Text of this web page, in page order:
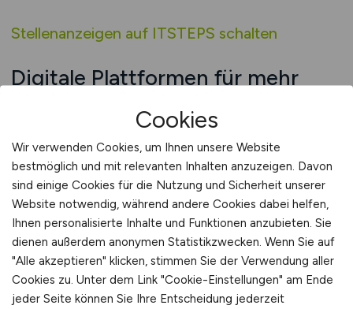
Stellenanzeigen auf ITSTEPS schalten
Digitale Plattformen für mehr
Bewerbungen nutzen
Recruiting eine zentrale Rolle, da sie
Unternehmen ermöglichen, ihre
Stellenanzeigen gezielt dort zu platzieren, wo
sich die gewünschte Zielgruppe aufhält. IT-
Fachkräfte informieren sich bevorzugt online,
vergleichen Angebote und achten sehr genau
darauf, ob eine Plattform relevante Inhalte
bietet. Allgemeine Jobbörsen bieten zwar
Cookies
Wir verwenden Cookies, um Ihnen unsere Website
bestmöglich und mit relevanten Inhalten anzuzeigen. Davon
sind einige Cookies für die Nutzung und Sicherheit unserer
Website notwendig, während andere Cookies dabei helfen,
Ihnen personalisierte Inhalte und Funktionen anzubieten. Sie
dienen außerdem anonymen Statistikzwecken. Wenn Sie auf
"Alle akzeptieren" klicken, stimmen Sie der Verwendung aller
Cookies zu. Unter dem Link "Cookie-Einstellungen" am Ende
jeder Seite können Sie Ihre Entscheidung jederzeit